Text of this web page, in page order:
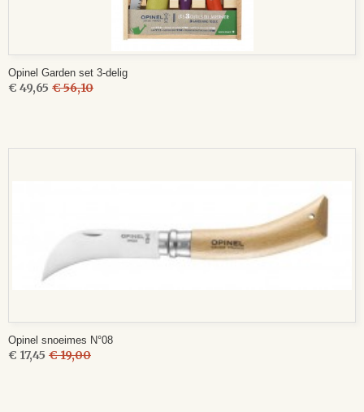
Opinel Garden set 3-delig
€ 49,65 € 56,10
Opinel snoeimes N°08
€ 17,45 € 19,00